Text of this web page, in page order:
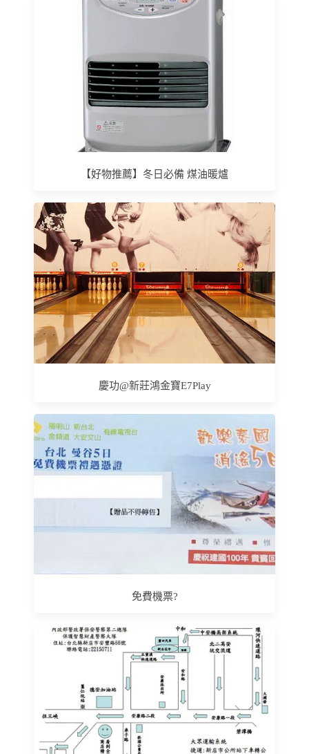
【好物推薦】冬日必備 煤油暖爐
慶功@新莊鴻金寶E7Play
免費機票?